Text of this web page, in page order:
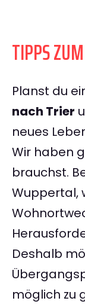
TIPPS
Planst du
nach Trier
neues
Wir haben
brauchst.
Wuppertal,
Deshalb
möglich zu